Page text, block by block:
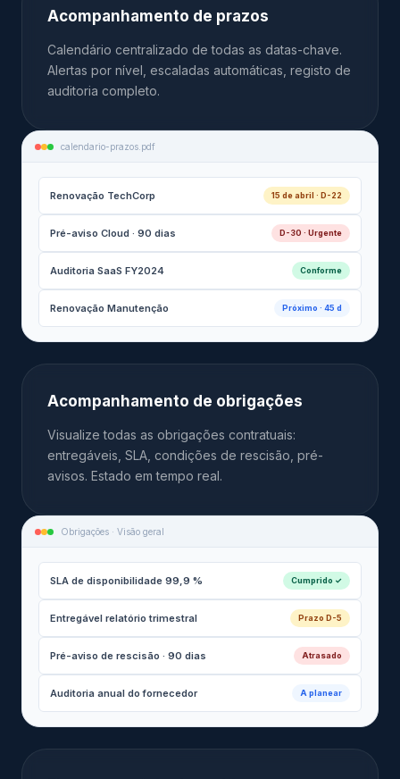
Acompanhamento de prazos
Calendário centralizado de todas as datas-chave.
Alertas por nível, escaladas automáticas, registo de
auditoria completo.
calendario-prazos.pdf
Renovação TechCorp 15 de abril · D-22
Pré-aviso Cloud · 90 dias D-30 · Urgente
Auditoria SaaS FY2024 Conforme
Renovação Manutenção Próximo · 45 d
Acompanhamento de obrigações
Visualize todas as obrigações contratuais:
entregáveis, SLA, condições de rescisão, pré-
avisos. Estado em tempo real.
Obrigações · Visão geral
SLA de disponibilidade 99,9 % Cumprido ✓
Entregável relatório trimestral Prazo D-5
Pré-aviso de rescisão · 90 dias Atrasado
Auditoria anual do fornecedor A planear